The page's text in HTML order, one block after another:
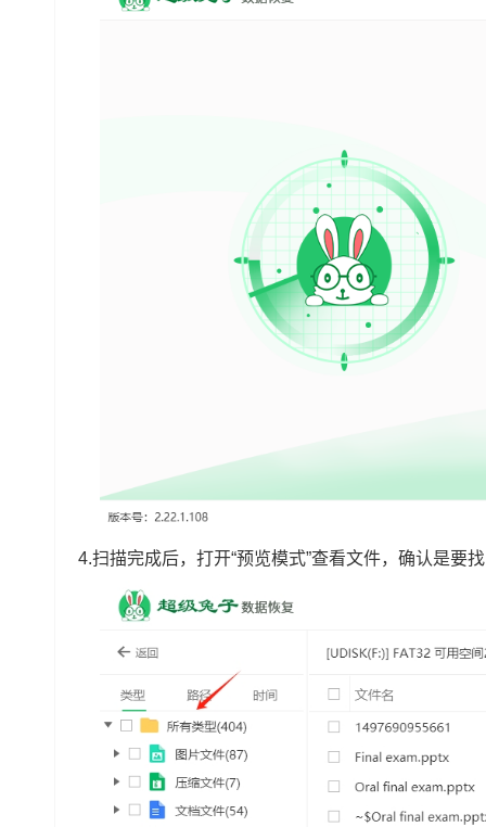
4.扫描完成后，打开“预览模式”查看文件，确认是要